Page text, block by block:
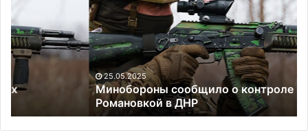
над
Романовкой
в
ДНР25.05.2025
Минобороны сообщило о контроле над
Романовкой в ДНР
к